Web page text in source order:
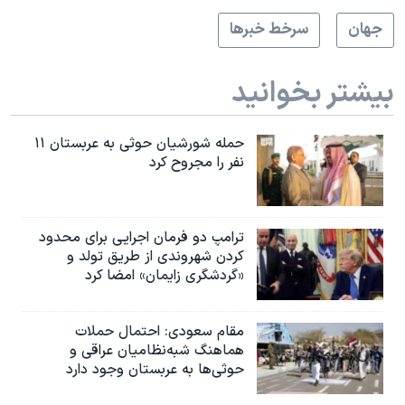
جهان
سرخط خبرها
بیشتر بخوانید
حمله شورشیان حوثی به عربستان ۱۱
نفر را مجروح کرد
ترامپ دو فرمان اجرایی برای محدود
کردن شهروندی از طریق تولد و
«گردشگری زایمان» امضا کرد
مقام سعودی: احتمال حملات
هماهنگ شبه‌نظامیان عراقی و
حوثی‌ها به عربستان وجود دارد